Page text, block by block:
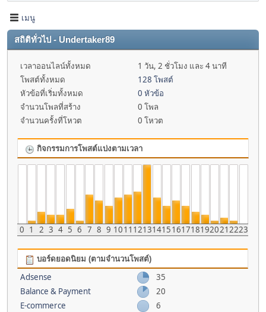
เมนู
สถิติทั่วไป - Undertaker89
เวลาออนไลน์ทั้งหมด
1 วัน, 2 ชั่วโมง และ 4 นาที
โพสต์ทั้งหมด
128 โพสต์
หัวข้อที่เริ่มทั้งหมด
0 หัวข้อ
จำนวนโพลที่สร้าง
0 โพล
จำนวนครั้งที่โหวต
0 โหวต
กิจกรรมการโพสต์แบ่งตามเวลา
0 1 2 3 4 5 6 7 8 9 1011 121314151617181920212223
บอร์ดยอดนิยม (ตามจำนวนโพสต์)
Adsense
35
Balance & Payment
20
E-commerce
6